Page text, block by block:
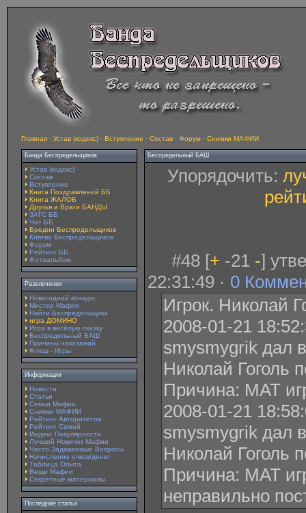
Главная · Устав (кодекс) · Вступление · Состав · Форум · Снимки МАФИИ
Банда Беспредельщиков
Устав (кодекс)
Состав
Вступление
Книга Поздравлений ББ
Книга ЖАЛОБ
Друзья и Враги БАНДЫ
ЗАГС ББ
Чат ББ
Бредни Беспредельщиков
Клятва Беспредельщиков
Форум
Рейтинг ББ
Фотоальбом
Развлечения
Новогодний конкурс
Мистер Мафия
Найти Беспредельщика
игра ДОМИНО
Игра в весёлую сказку
Беспредельный БАШ
Причины наказаний
Флеш - Игры
Информация
Новости
Статьи
Семьи Мафии
Снимки МАФИИ
Рейтинг Авторитетов
Рейтинг Семей
Индекс Популярности
Лучший Новичок Мафии
Часто Задаваемые Вопросы
Начисление очков/денег
Таблица Опыта
Вещи Мафии
Секретные материалы
Последние статьи
Беспредельный БАШ
Упорядочить:
#48 [+ -21 -]
22:31:49 · 0
Игрок. Николай
2008-01-21
smysmygrik дал
Николай Гоголь
Причина: МАТ
2008-01-21
smysmygrik дал
Николай Гоголь
Причина: МАТ
неправильно